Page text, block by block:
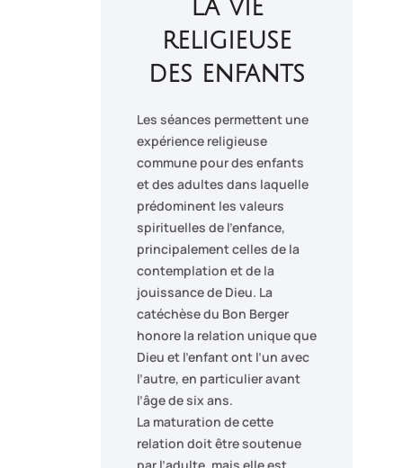
La vie
religieuse
des enfants
Les séances permettent une
expérience religieuse
commune pour des enfants
et des adultes dans laquelle
prédominent les valeurs
spirituelles de l’enfance,
principalement celles de la
contemplation et de la
jouissance de Dieu. La
catéchèse du Bon Berger
honore la relation unique que
Dieu et l’enfant ont l’un avec
l’autre, en particulier avant
l’âge de six ans.
La maturation de cette
relation doit être soutenue